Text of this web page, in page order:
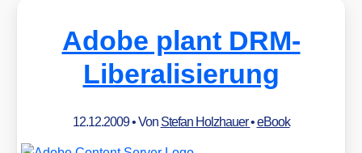
Adobe plant DRM-
Liberalisierung
12.12.2009• Von Stefan Holzhauer•eBook